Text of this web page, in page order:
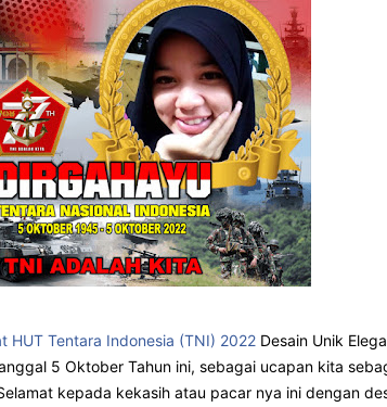
HUT Tentara Indonesia (TNI) 2022 Desain Unik
5 Oktober Tahun ini, sebagai ucapan kita
kepada kekasih atau pacar nya ini dengan